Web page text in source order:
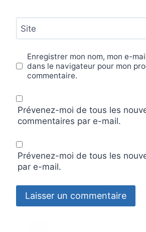
Site
Enregistrer mon nom, mon e-
dans le navigateur pour mon
commentaire.
Prévenez-moi de tous les
commentaires par e-mail.
Prévenez-moi de tous les
par e-mail.